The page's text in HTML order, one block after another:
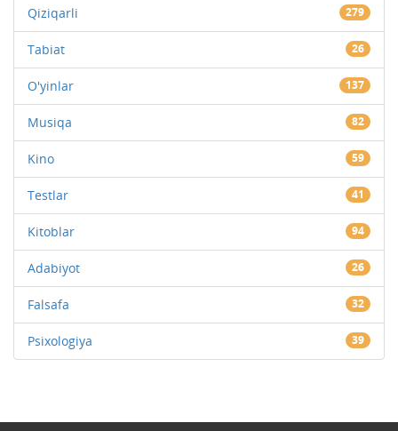
Qiziqarli 279
Tabiat 26
O'yinlar 137
Musiqa 82
Kino 59
Testlar 41
Kitoblar 94
Adabiyot 26
Falsafa 32
Psixologiya 39